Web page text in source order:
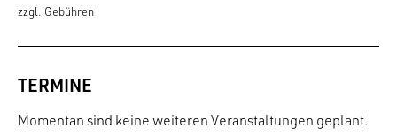
zzgl. Gebühren
TERMINE
Momentan sind keine weiteren Veranstaltungen geplant.